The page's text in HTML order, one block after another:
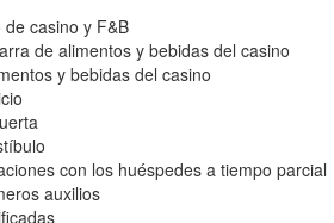
casino y F&B
de alimentos y bebidas del casino
y bebidas del casino
con los huéspedes a tiempo parcial
auxilios